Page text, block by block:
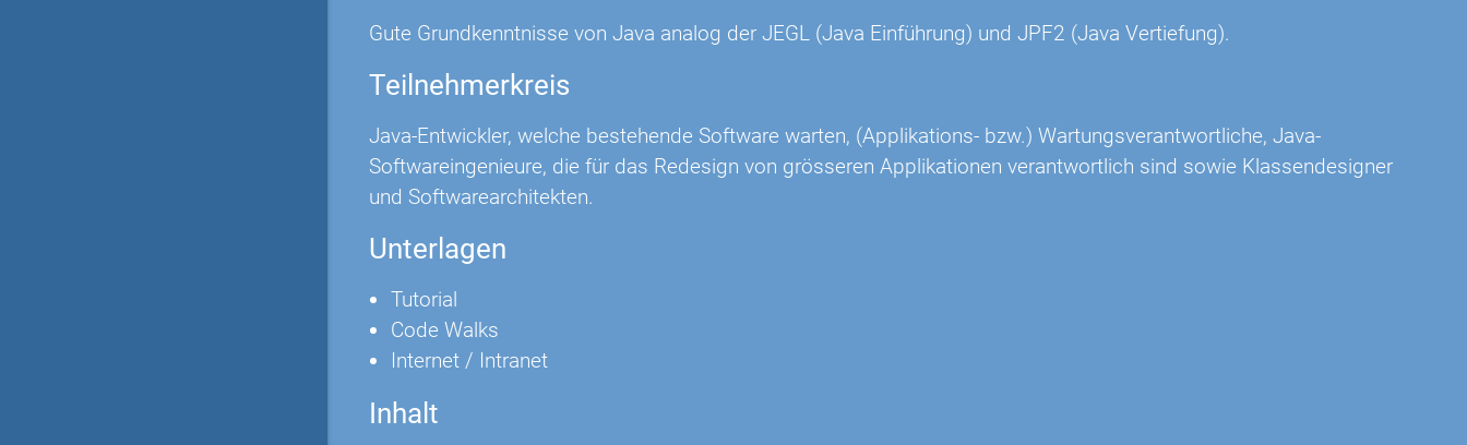
Gute Grundkenntnisse von Java analog der JEGL (Java Einführung) und JPF2 (Java Vertiefung).
Teilnehmerkreis
Java-Entwickler, welche bestehende Software warten, (Applikations- bzw.) Wartungsverantwortliche, Java-
Softwareingenieure, die für das Redesign von grösseren Applikationen verantwortlich sind sowie Klassendesigner
und Softwarearchitekten.
Unterlagen
Tutorial
Code Walks
Internet / Intranet
Inhalt